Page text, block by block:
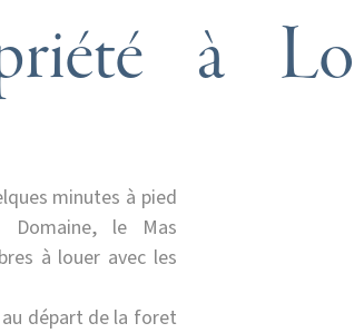
à
minutes à pied
le Mas
à louer avec les
départ de la foret